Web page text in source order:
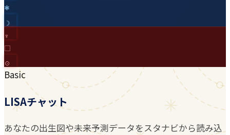
✱
☽︎
♆︎
□
☉︎
Basic
LISAチャット
あなたの出生図や未来予測データをスタナビから読み込